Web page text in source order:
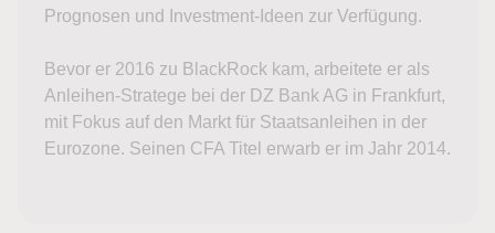
Prognosen und Investment-Ideen zur Verfügung.
Bevor er 2016 zu BlackRock kam, arbeitete er als
Anleihen-Stratege bei der DZ Bank AG in Frankfurt,
mit Fokus auf den Markt für Staatsanleihen in der
Eurozone. Seinen CFA Titel erwarb er im Jahr 2014.